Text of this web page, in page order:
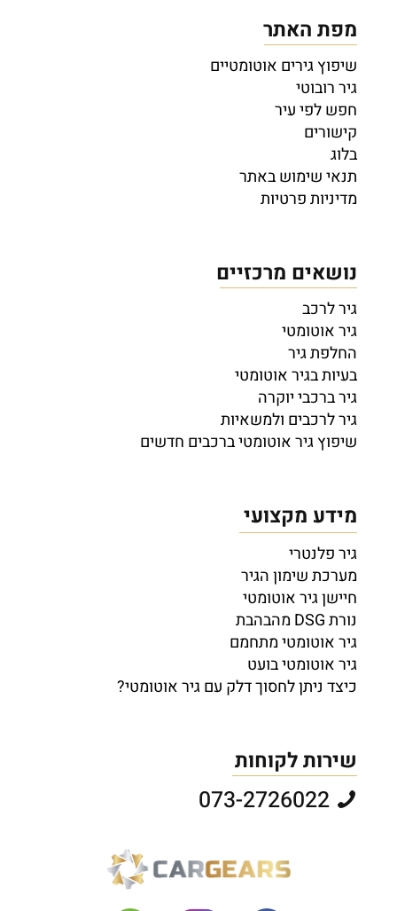
מפת האתר
שיפוץ גירים אוטומטיים
גיר רובוטי
חפש לפי עיר
קישורים
בלוג
תנאי שימוש באתר
מדיניות פרטיות
נושאים מרכזיים
גיר לרכב
גיר אוטומטי
החלפת גיר
בעיות בגיר אוטומטי
גיר ברכבי יוקרה
גיר לרכבים ולמשאיות
שיפוץ גיר אוטומטי ברכבים חדשים
מידע מקצועי
גיר פלנטרי
מערכת שימון הגיר
חיישן גיר אוטומטי
נורת DSG מהבהבת
גיר אוטומטי מתחמם
גיר אוטומטי בועט
כיצד ניתן לחסוך דלק עם גיר אוטומטי?
שירות לקוחות